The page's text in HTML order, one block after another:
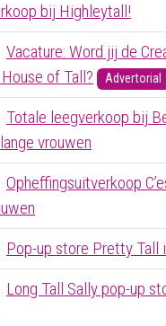
bij Highleytall!
Vacature: Word jij de
of Tall?
Advertorial
Totale leegverkoop bij
vrouwen
Opheffingsuitverkoop
Pop-up store Pretty Tall
Long Tall Sally pop-up